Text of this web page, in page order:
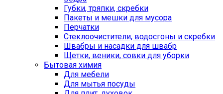
Губки, тряпки, скребки
Пакеты и мешки для мусора
Перчатки
Стеклоочистители, водосгоны и скребки
Швабры и насадки для швабр
Щетки, веники, совки для уборки
Бытовая химия
Для мебели
Для мытья посуды